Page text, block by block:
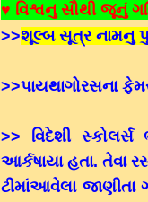
♥ વિશ્વનુ સૌથી જૂનું
>>શૂલ્બ સૂત્ર નામનુ
>>પાયથાગોરસના
>> વિદેશી
આર્કષાયા હતા. તેવા
­ટીમાંઆવેલા જાણીતા